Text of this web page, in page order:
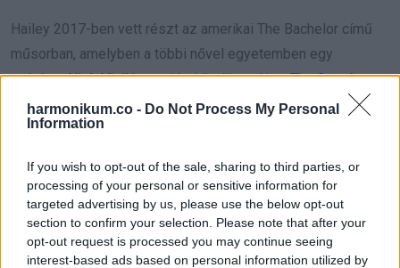
harmonikum.co - Do Not Process My Personal
Information
If you wish to opt-out of the sale, sharing to third parties, or
processing of your personal or sensitive information for
targeted advertising by us, please use the below opt-out
section to confirm your selection. Please note that after your
opt-out request is processed you may continue seeing
interest-based ads based on personal information utilized by
Hailey 2017-ben vett részt az amerikai The Bachelor című
műsorban, amelyben a többi nővel egyetemben egy
színész,Nick Viallkegyeiért küzdött –írja a The Sun. A
sztár végül nem őt választotta, ennek ellenére a műsor
meghozta a hírnevet számára.
Közösségi oldalán októberben, a kórházból tett közzé egy
fotót magáról, ezután azonban nem jelentkezett. Azt tudni
lehetett, hogy drága kezelésekre szorult, ezért még
korábban egy adománygyűjtő oldalt is létrehozott.